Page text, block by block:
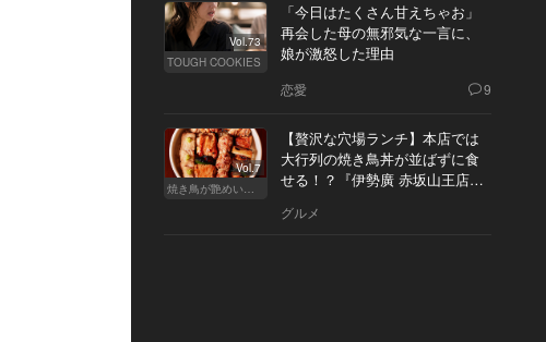
Vol.73
TOUGH COOKIES
「今日はたくさん甘えちゃお」
再会した母の無邪気な一言に、
娘が激怒した理由
恋愛 9
Vol.7
焼き鳥が艶めいてきた
【贅沢な穴場ランチ】本店では
大行列の焼き鳥丼が並ばずに食
せる！？『伊勢廣 赤坂山王店』
グルメ